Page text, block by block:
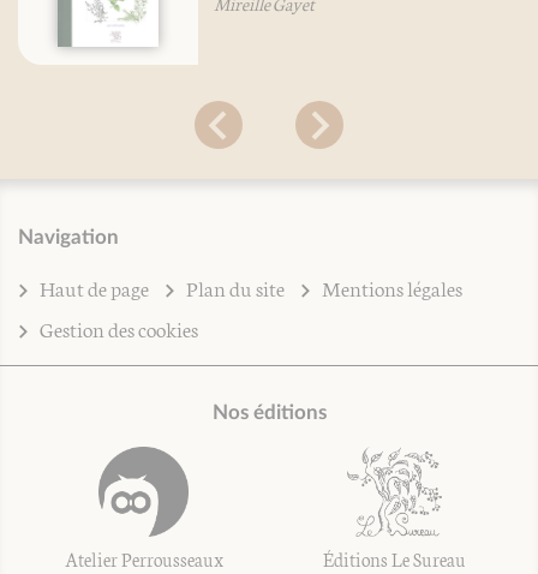
Navigation
Haut de page Plan du site
Mentions légales
Gestion des cookies
Nos éditions
Atelier Perrousseaux Éditions Le Sureau